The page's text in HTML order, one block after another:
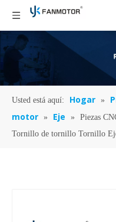
Usted está aquí: Hogar »
motor » Eje »
Piezas
Tornillo de tornillo Tornillo